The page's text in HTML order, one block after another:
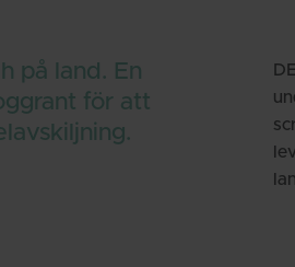
på land. En
för att